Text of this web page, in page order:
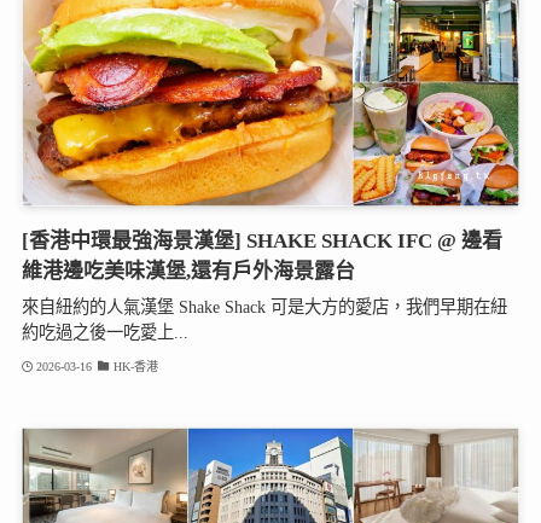
[香港中環最強海景漢堡] SHAKE SHACK IFC @ 邊看
維港邊吃美味漢堡,還有戶外海景露台
來自紐約的人氣漢堡 Shake Shack 可是大方的愛店，我們早期在紐
約吃過之後一吃愛上...
2026-03-16 HK-香港